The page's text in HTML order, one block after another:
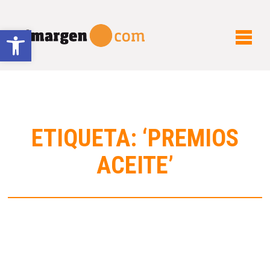
Abrir barra de herramientas
ETIQUETA: ‘PREMIOS
ACEITE’